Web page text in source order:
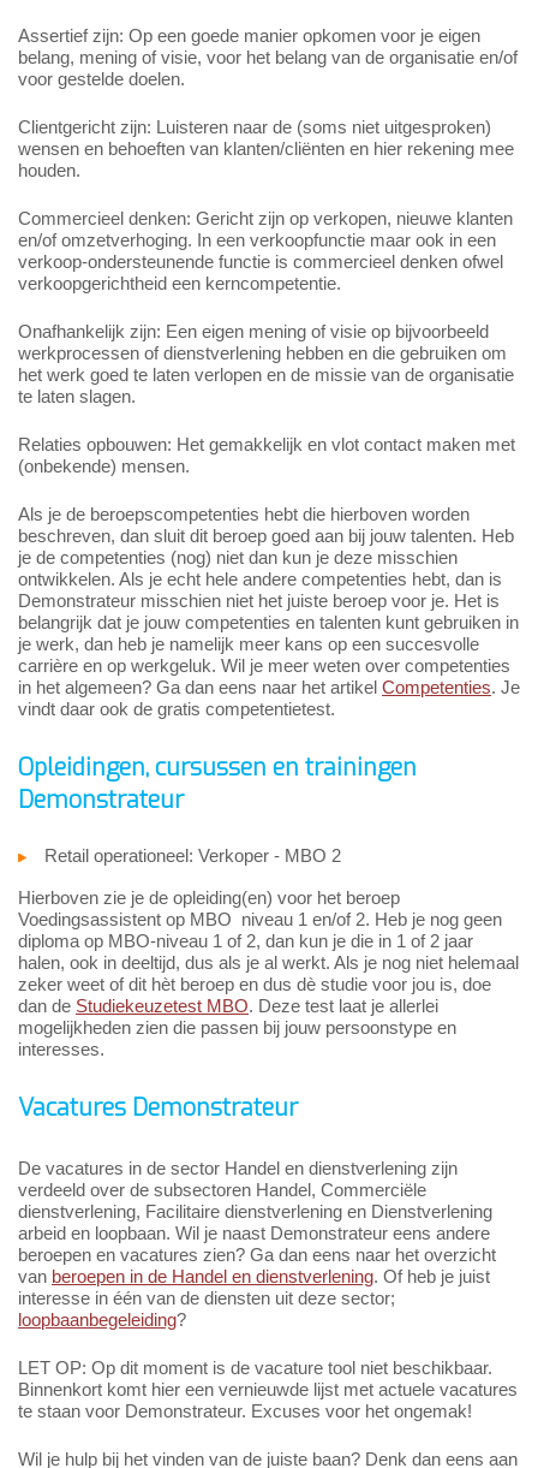
Assertief zijn: Op een goede manier opkomen voor je eigen
belang, mening of visie, voor het belang van de organisatie en/of
voor gestelde doelen.
Clientgericht zijn: Luisteren naar de (soms niet uitgesproken)
wensen en behoeften van klanten/cliënten en hier rekening mee
houden.
Commercieel denken: Gericht zijn op verkopen, nieuwe klanten
en/of omzetverhoging. In een verkoopfunctie maar ook in een
verkoop-ondersteunende functie is commercieel denken ofwel
verkoopgerichtheid een kerncompetentie.
Onafhankelijk zijn: Een eigen mening of visie op bijvoorbeeld
werkprocessen of dienstverlening hebben en die gebruiken om
het werk goed te laten verlopen en de missie van de organisatie
te laten slagen.
Relaties opbouwen: Het gemakkelijk en vlot contact maken met
(onbekende) mensen.
Als je de beroepscompetenties hebt die hierboven worden
beschreven, dan sluit dit beroep goed aan bij jouw talenten. Heb
je de competenties (nog) niet dan kun je deze misschien
ontwikkelen. Als je echt hele andere competenties hebt, dan is
Demonstrateur misschien niet het juiste beroep voor je. Het is
belangrijk dat je jouw competenties en talenten kunt gebruiken in
je werk, dan heb je namelijk meer kans op een succesvolle
carrière en op werkgeluk. Wil je meer weten over competenties
in het algemeen? Ga dan eens naar het artikel Competenties. Je
vindt daar ook de gratis competentietest.
Opleidingen, cursussen en trainingen
Demonstrateur
Retail operationeel: Verkoper - MBO 2
Hierboven zie je de opleiding(en) voor het beroep
Voedingsassistent op MBO niveau 1 en/of 2. Heb je nog geen
diploma op MBO-niveau 1 of 2, dan kun je die in 1 of 2 jaar
halen, ook in deeltijd, dus als je al werkt. Als je nog niet helemaal
zeker weet of dit hèt beroep en dus dè studie voor jou is, doe
dan de Studiekeuzetest MBO. Deze test laat je allerlei
mogelijkheden zien die passen bij jouw persoonstype en
interesses.
Vacatures Demonstrateur
De vacatures in de sector Handel en dienstverlening zijn
verdeeld over de subsectoren Handel, Commerciële
dienstverlening, Facilitaire dienstverlening en Dienstverlening
arbeid en loopbaan. Wil je naast Demonstrateur eens andere
beroepen en vacatures zien? Ga dan eens naar het overzicht
van beroepen in de Handel en dienstverlening. Of heb je juist
interesse in één van de diensten uit deze sector;
loopbaanbegeleiding?
LET OP: Op dit moment is de vacature tool niet beschikbaar.
Binnenkort komt hier een vernieuwde lijst met actuele vacatures
te staan voor Demonstrateur. Excuses voor het ongemak!
Wil je hulp bij het vinden van de juiste baan? Denk dan eens aan